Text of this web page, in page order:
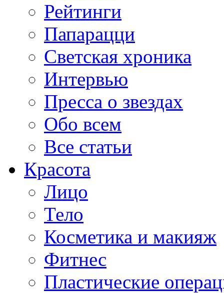
Рейтинги
Папарацци
Светская хроника
Интервью
Пресса о звездах
Обо всем
Все статьи
Красота
Лицо
Тело
Косметика и макияж
Фитнес
Пластические